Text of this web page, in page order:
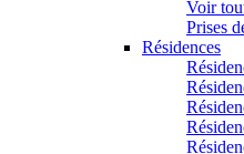
Voir
Prises
Résidences